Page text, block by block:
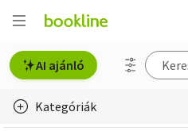
AI ajánló
Kategóriák